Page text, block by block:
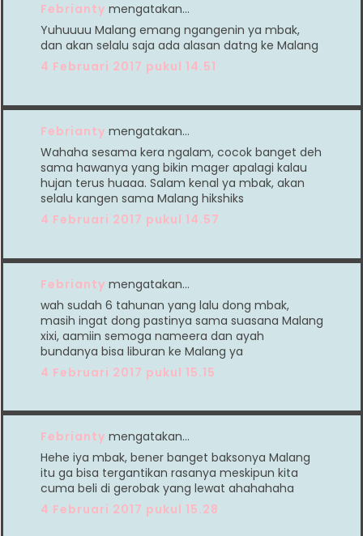
Febrianty mengatakan…
Yuhuuuu Malang emang ngangenin ya mbak,
dan akan selalu saja ada alasan datng ke Malang
4 Februari 2017 pukul 14.51
Febrianty mengatakan…
Wahaha sesama kera ngalam, cocok banget deh
sama hawanya yang bikin mager apalagi kalau
hujan terus huaaa. Salam kenal ya mbak, akan
selalu kangen sama Malang hikshiks
4 Februari 2017 pukul 14.57
Febrianty mengatakan…
wah sudah 6 tahunan yang lalu dong mbak,
masih ingat dong pastinya sama suasana Malang
xixi, aamiin semoga nameera dan ayah
bundanya bisa liburan ke Malang ya
4 Februari 2017 pukul 15.15
Febrianty mengatakan…
Hehe iya mbak, bener banget baksonya Malang
itu ga bisa tergantikan rasanya meskipun kita
cuma beli di gerobak yang lewat ahahahaha
4 Februari 2017 pukul 15.28